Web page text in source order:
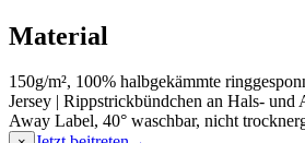
Material
150g/m², 100% halbgekämmte
Jersey | Rippstrickbündchen an Hals- und
Away Label, 40° waschbar, nicht